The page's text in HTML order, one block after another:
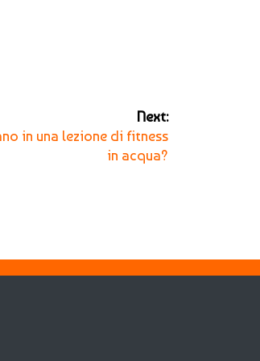
Next:
in una lezione di fitness
in acqua?